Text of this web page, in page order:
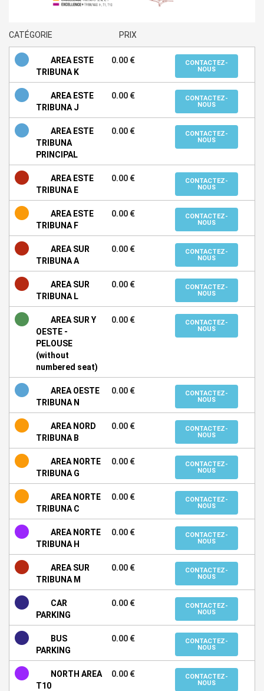
CATÉGORIE PRIX
AREA ESTE
TRIBUNA K
0.00 €
CONTACTEZ-
NOUS
AREA ESTE
TRIBUNA J
0.00 €
CONTACTEZ-
NOUS
AREA ESTE
TRIBUNA
PRINCIPAL
0.00 €
CONTACTEZ-
NOUS
AREA ESTE
TRIBUNA E
0.00 €
CONTACTEZ-
NOUS
AREA ESTE
TRIBUNA F
0.00 €
CONTACTEZ-
NOUS
AREA SUR
TRIBUNA A
0.00 €
CONTACTEZ-
NOUS
AREA SUR
TRIBUNA L
0.00 €
CONTACTEZ-
NOUS
AREA SUR Y
OESTE -
PELOUSE
(without
numbered seat)
0.00 €
CONTACTEZ-
NOUS
AREA OESTE
TRIBUNA N
0.00 €
CONTACTEZ-
NOUS
AREA NORD
TRIBUNA B
0.00 €
CONTACTEZ-
NOUS
AREA NORTE
TRIBUNA G
0.00 €
CONTACTEZ-
NOUS
AREA NORTE
TRIBUNA C
0.00 €
CONTACTEZ-
NOUS
AREA NORTE
TRIBUNA H
0.00 €
CONTACTEZ-
NOUS
AREA SUR
TRIBUNA M
0.00 €
CONTACTEZ-
NOUS
CAR
PARKING
0.00 €
CONTACTEZ-
NOUS
BUS
PARKING
0.00 €
CONTACTEZ-
NOUS
NORTH AREA
T10
0.00 €
CONTACTEZ-
NOUS